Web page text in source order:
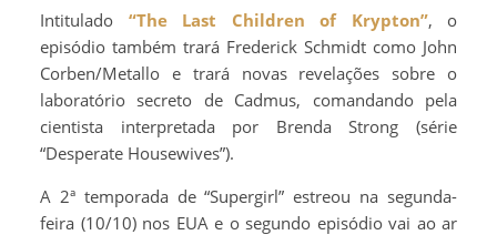
Intitulado “The Last Children of Krypton”, o
episódio também trará Frederick Schmidt como John
Corben/Metallo e trará novas revelações sobre o
laboratório secreto de Cadmus, comandando pela
cientista interpretada por Brenda Strong (série
“Desperate Housewives”).
A 2ª temporada de “Supergirl” estreou na segunda-
feira (10/10) nos EUA e o segundo episódio vai ao ar